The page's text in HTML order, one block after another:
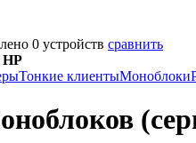
0 устройств сравнить
HP
Тонкие клиентыМоноблоки